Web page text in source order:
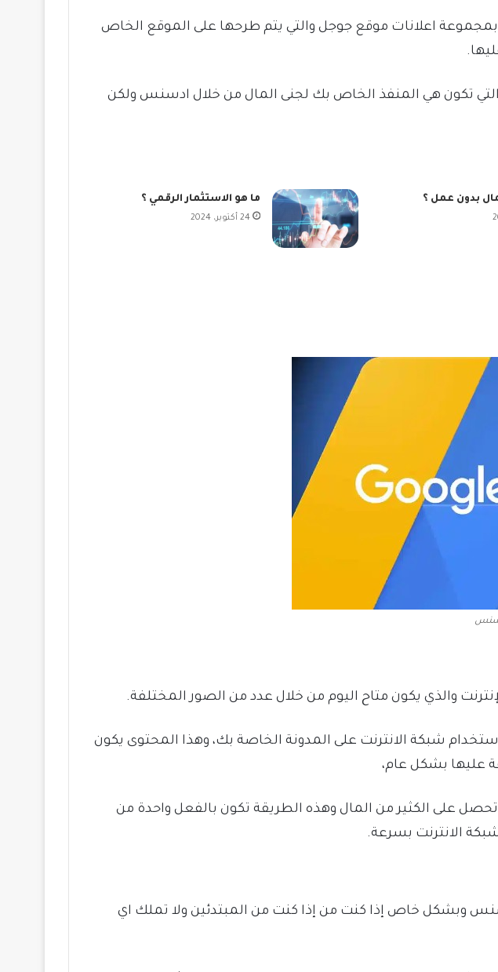
اعلانات موقع جوجل والتي يتم طرحها على الموقع الخاص
تكون هي المنفذ الخاص بك لجنى المال من خلال ادسنس ولكن
بدون عمل ؟ ما هو الاستثمار الرقمي ؟
24 أكتوبر، 2024
والذي يكون متاح اليوم من خلال عدد من الصور المختلفة.
شبكة الانترنت على المدونة الخاصة بك، وهذا المحتوى يكون
عليها بشكل عام،
على الكثير من المال وهذه الطريقة تكون بالفعل واحدة من
الانترنت بسرعة.
وبشكل خاص إذا كنت من إذا كنت من المبتدئين ولا تملك اي